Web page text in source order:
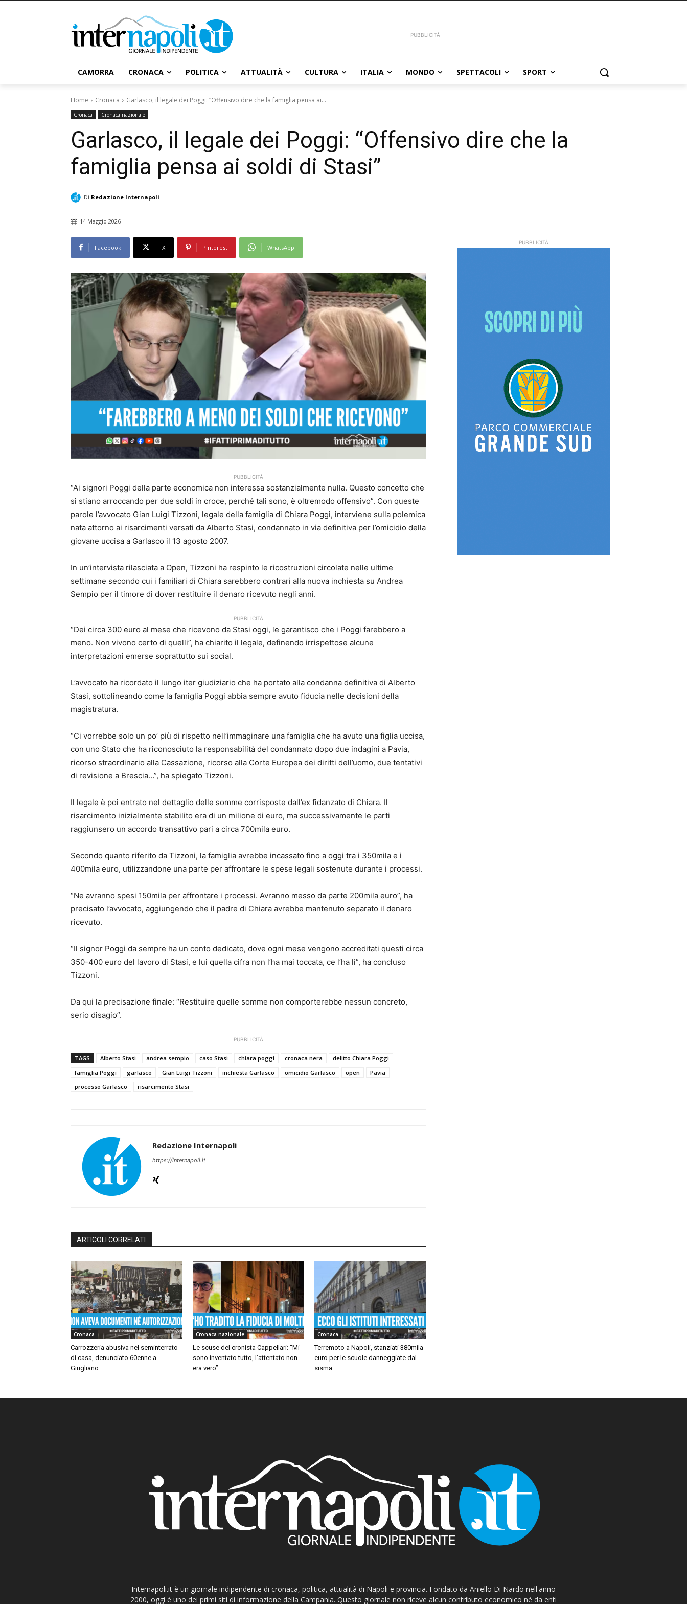
PUBBLICITÀ
CAMORRA CRONACA POLITICA ATTUALITÀ CULTURA ITALIA MONDO SPETTACOLI SPORT
Home Cronaca Garlasco, il legale dei Poggi: “Offensivo dire che la famiglia pensa ai...
Cronaca Cronaca nazionale
Garlasco, il legale dei Poggi: “Offensivo dire che la
famiglia pensa ai soldi di Stasi”
Di Redazione Internapoli
14 Maggio 2026
Facebook X Pinterest WhatsApp
PUBBLICITÀ
“Ai signori Poggi della parte economica non interessa sostanzialmente nulla. Questo concetto che
si stiano arroccando per due soldi in croce, perché tali sono, è oltremodo offensivo”. Con queste
parole l’avvocato Gian Luigi Tizzoni, legale della famiglia di Chiara Poggi, interviene sulla polemica
nata attorno ai risarcimenti versati da Alberto Stasi, condannato in via definitiva per l’omicidio della
giovane uccisa a Garlasco il 13 agosto 2007.
In un’intervista rilasciata a Open, Tizzoni ha respinto le ricostruzioni circolate nelle ultime
settimane secondo cui i familiari di Chiara sarebbero contrari alla nuova inchiesta su Andrea
Sempio per il timore di dover restituire il denaro ricevuto negli anni.
PUBBLICITÀ
“Dei circa 300 euro al mese che ricevono da Stasi oggi, le garantisco che i Poggi farebbero a
meno. Non vivono certo di quelli”, ha chiarito il legale, definendo irrispettose alcune
interpretazioni emerse soprattutto sui social.
L’avvocato ha ricordato il lungo iter giudiziario che ha portato alla condanna definitiva di Alberto
Stasi, sottolineando come la famiglia Poggi abbia sempre avuto fiducia nelle decisioni della
magistratura.
“Ci vorrebbe solo un po’ più di rispetto nell’immaginare una famiglia che ha avuto una figlia uccisa,
con uno Stato che ha riconosciuto la responsabilità del condannato dopo due indagini a Pavia,
ricorso straordinario alla Cassazione, ricorso alla Corte Europea dei diritti dell’uomo, due tentativi
di revisione a Brescia…”, ha spiegato Tizzoni.
Il legale è poi entrato nel dettaglio delle somme corrisposte dall’ex fidanzato di Chiara. Il
risarcimento inizialmente stabilito era di un milione di euro, ma successivamente le parti
raggiunsero un accordo transattivo pari a circa 700mila euro.
Secondo quanto riferito da Tizzoni, la famiglia avrebbe incassato fino a oggi tra i 350mila e i
400mila euro, utilizzandone una parte per affrontare le spese legali sostenute durante i processi.
“Ne avranno spesi 150mila per affrontare i processi. Avranno messo da parte 200mila euro”, ha
precisato l’avvocato, aggiungendo che il padre di Chiara avrebbe mantenuto separato il denaro
ricevuto.
“Il signor Poggi da sempre ha un conto dedicato, dove ogni mese vengono accreditati questi circa
350-400 euro del lavoro di Stasi, e lui quella cifra non l’ha mai toccata, ce l’ha lì”, ha concluso
Tizzoni.
Da qui la precisazione finale: “Restituire quelle somme non comporterebbe nessun concreto,
serio disagio”.
PUBBLICITÀ
TAGS Alberto Stasi andrea sempio caso Stasi chiara poggi cronaca nera
delitto Chiara Poggi
famiglia Poggi
garlasco Gian Luigi Tizzoni inchiesta Garlasco omicidio Garlasco open
Pavia
processo Garlasco
risarcimento Stasi
Redazione Internapoli
https://internapoli.it
ARTICOLI CORRELATI
Cronaca
Carrozzeria abusiva nel seminterrato
di casa, denunciato 60enne a
Giugliano
Cronaca nazionale
Le scuse del cronista Cappellari: “Mi
sono inventato tutto, l’attentato non
era vero”
Cronaca
Terremoto a Napoli, stanziati 380mila
euro per le scuole danneggiate dal
sisma
PUBBLICITÀ
Internapoli.it è un giornale indipendente di cronaca, politica, attualità di Napoli e provincia. Fondato da Aniello Di Nardo nell'anno
2000, oggi è uno dei primi siti di informazione della Campania. Questo giornale non riceve alcun contributo economico né da enti